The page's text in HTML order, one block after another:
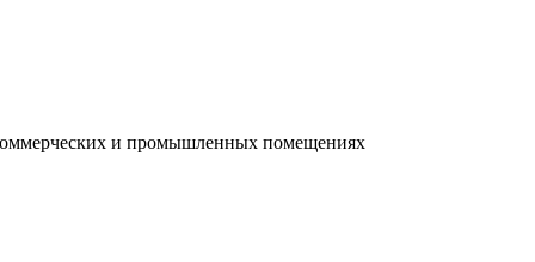
и промышленных помещениях